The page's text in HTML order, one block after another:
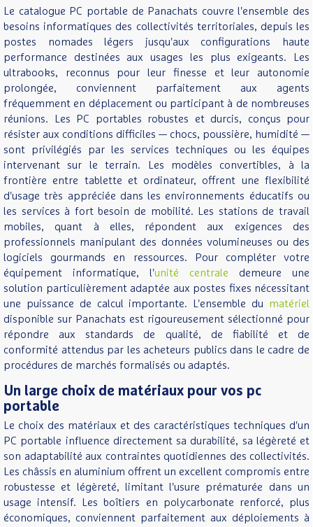
Le catalogue PC portable de Panachats couvre l'ensemble des
besoins informatiques des collectivités territoriales, depuis les
postes nomades légers jusqu'aux configurations haute
performance destinées aux usages les plus exigeants. Les
ultrabooks, reconnus pour leur finesse et leur autonomie
prolongée, conviennent parfaitement aux agents
fréquemment en déplacement ou participant à de nombreuses
réunions. Les PC portables robustes et durcis, conçus pour
résister aux conditions difficiles — chocs, poussière, humidité —
sont privilégiés par les services techniques ou les équipes
intervenant sur le terrain. Les modèles convertibles, à la
frontière entre tablette et ordinateur, offrent une flexibilité
d'usage très appréciée dans les environnements éducatifs ou
les services à fort besoin de mobilité. Les stations de travail
mobiles, quant à elles, répondent aux exigences des
professionnels manipulant des données volumineuses ou des
logiciels gourmands en ressources. Pour compléter votre
équipement informatique, l'unité centrale demeure une
solution particulièrement adaptée aux postes fixes nécessitant
une puissance de calcul importante. L'ensemble du matériel
disponible sur Panachats est rigoureusement sélectionné pour
répondre aux standards de qualité, de fiabilité et de
conformité attendus par les acheteurs publics dans le cadre de
procédures de marchés formalisés ou adaptés.
Un large choix de matériaux pour vos pc
portable
Le choix des matériaux et des caractéristiques techniques d'un
PC portable influence directement sa durabilité, sa légèreté et
son adaptabilité aux contraintes quotidiennes des collectivités.
Les châssis en aluminium offrent un excellent compromis entre
robustesse et légèreté, limitant l'usure prématurée dans un
usage intensif. Les boîtiers en polycarbonate renforcé, plus
économiques, conviennent parfaitement aux déploiements à